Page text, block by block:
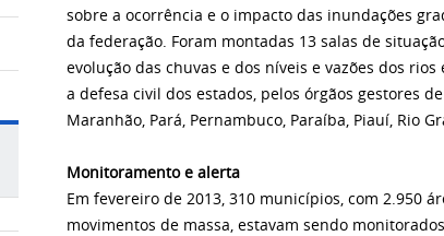
sobre a ocorrência e o impacto das inundações
da federação. Foram montadas 13 salas de
evolução das chuvas e dos níveis e vazões dos
a defesa civil dos estados, pelos órgãos gestores
Maranhão, Pará, Pernambuco, Paraíba, Piauí, Rio
Monitoramento e alerta
Em fevereiro de 2013, 310 municípios, com 2.950
movimentos de massa, estavam sendo